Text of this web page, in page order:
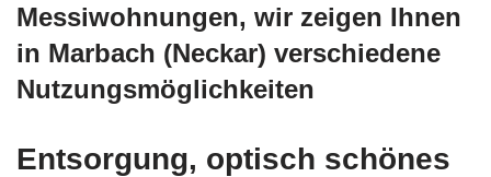
Messiwohnungen, wir zeigen Ihnen
in Marbach (Neckar) verschiedene
Nutzungsmöglichkeiten
Entsorgung, optisch schönes